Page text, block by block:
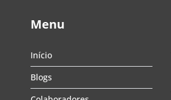
Menu
Início
Blogs